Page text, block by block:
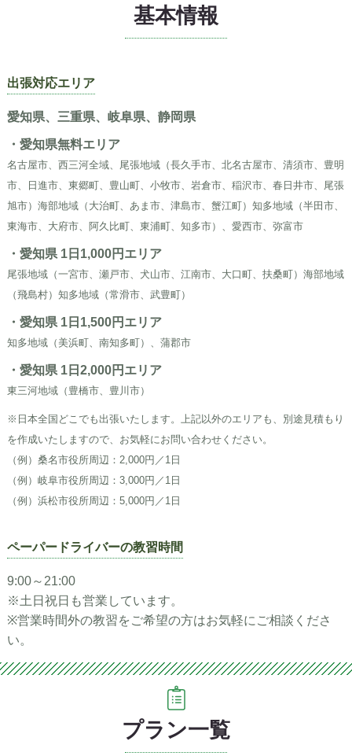
基本情報
出張対応エリア
愛知県、三重県、岐阜県、静岡県
・愛知県無料エリア
名古屋市、西三河全域、尾張地域（長久手市、北名古屋市、清須市、豊明
市、日進市、東郷町、豊山町、小牧市、岩倉市、稲沢市、春日井市、尾張
旭市）海部地域（大治町、あま市、津島市、蟹江町）知多地域（半田市、
東海市、大府市、阿久比町、東浦町、知多市）、愛西市、弥富市
・愛知県 1日1,000円エリア
尾張地域（一宮市、瀬戸市、犬山市、江南市、大口町、扶桑町）海部地域
（飛島村）知多地域（常滑市、武豊町）
・愛知県 1日1,500円エリア
知多地域（美浜町、南知多町）、蒲郡市
・愛知県 1日2,000円エリア
東三河地域（豊橋市、豊川市）
※日本全国どこでも出張いたします。上記以外のエリアも、別途見積もり
を作成いたしますので、お気軽にお問い合わせください。
（例）桑名市役所周辺：2,000円／1日
（例）岐阜市役所周辺：3,000円／1日
（例）浜松市役所周辺：5,000円／1日
ペーパードライバーの教習時間
9:00～21:00
※土日祝日も営業しています。
※営業時間外の教習をご希望の方はお気軽にご相談くださ
い。
プラン一覧